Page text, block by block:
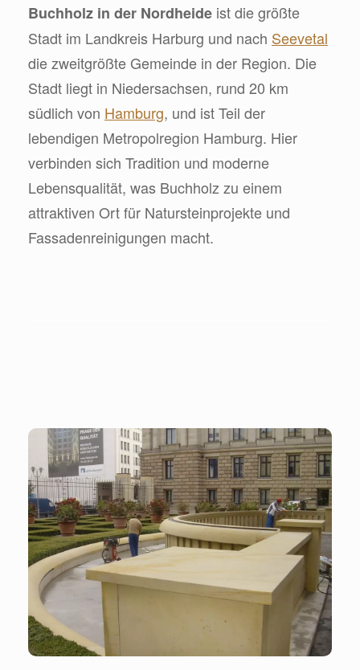
Buchholz in der Nordheide ist die größte
Stadt im Landkreis Harburg und nach Seevetal
die zweitgrößte Gemeinde in der Region. Die
Stadt liegt in Niedersachsen, rund 20 km
südlich von Hamburg, und ist Teil der
lebendigen Metropolregion Hamburg. Hier
verbinden sich Tradition und moderne
Lebensqualität, was Buchholz zu einem
attraktiven Ort für Natursteinprojekte und
Fassadenreinigungen macht.